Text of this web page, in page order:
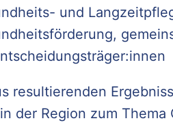
und
resultierenden
der Region zum Thema